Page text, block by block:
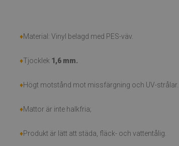
♦Material: Vinyl belagd med PES-väv.
♦Tjocklek 1,6 mm.
♦Högt motstånd mot missfärgning och UV-strålar.
♦Mattor är inte halkfria;
♦Produkt är lätt att städa, fläck- och vattentålig.